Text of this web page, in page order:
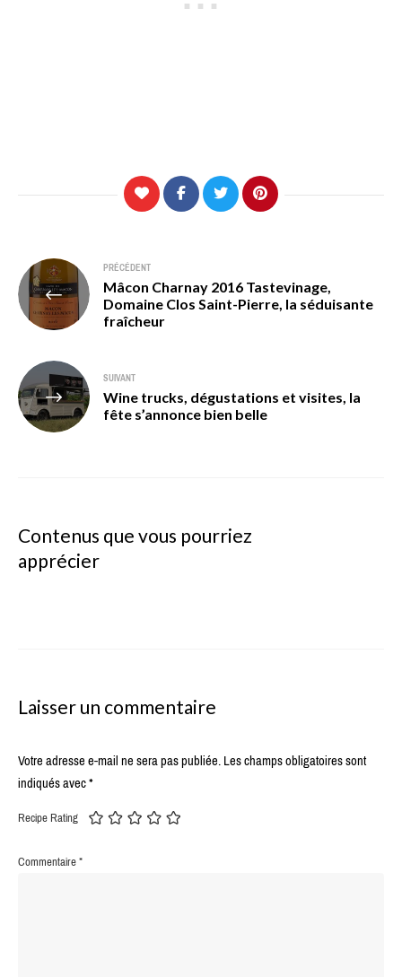
Navigation
de
l’article
PRÉCÉDENT
Mâcon Charnay 2016 Tastevinage,
Domaine Clos Saint-Pierre, la séduisante
fraîcheur
SUIVANT
Wine trucks, dégustations et visites, la
fête s’annonce bien belle
Contenus que vous pourriez
apprécier
Laisser un commentaire
Votre adresse e-mail ne sera pas publiée.Les champs obligatoires sont
indiqués avec*
Recipe Rating
Commentaire*